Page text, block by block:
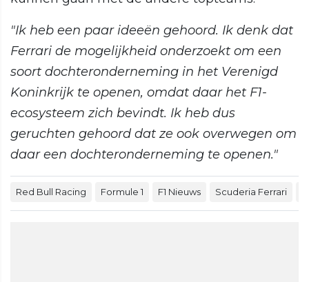
"Ik heb een paar ideeën gehoord. Ik denk dat
Ferrari de mogelijkheid onderzoekt om een
soort dochteronderneming in het Verenigd
Koninkrijk te openen, omdat daar het F1-
ecosysteem zich bevindt. Ik heb dus
geruchten gehoord dat ze ook overwegen om
daar een dochteronderneming te openen."
Red Bull Racing Formule 1 F1 Nieuws Scuderia Ferrari